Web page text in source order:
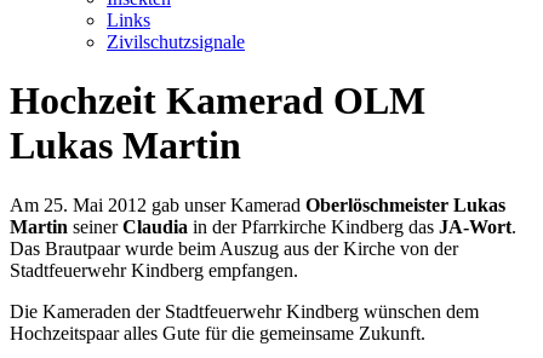
Links
Zivilschutzsignale
Hochzeit Kamerad OLM
Lukas Martin
Am 25. Mai 2012 gab unser Kamerad Oberlöschmeister Lukas
Martin seinerClaudia in der Pfarrkirche Kindberg das JA-Wort.
Das Brautpaar wurde beim Auszug aus der Kirche von der
Stadtfeuerwehr Kindberg empfangen.
Die Kameraden der Stadtfeuerwehr Kindberg wünschen dem
Hochzeitspaar alles Gute für die gemeinsame Zukunft.